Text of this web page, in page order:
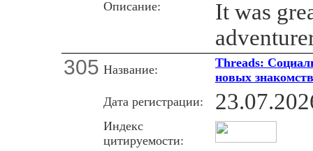
Описание:
It was
305 Название:
Threads:
новых
Дата регистрации:
Индекс
цитируемости: